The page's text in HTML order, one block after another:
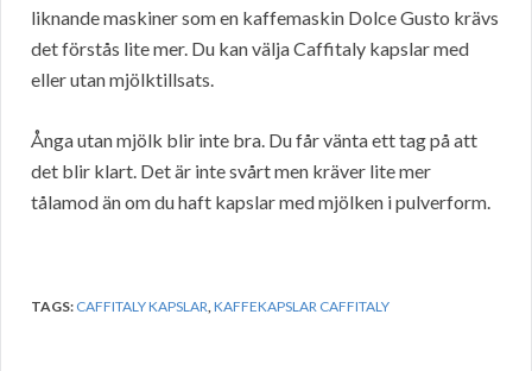
liknande maskiner som en kaffemaskin Dolce Gusto krävs
det förstås lite mer. Du kan välja Caffitaly kapslar med
eller utan mjölktillsats.
Ånga utan mjölk blir inte bra. Du får vänta ett tag på att
det blir klart. Det är inte svårt men kräver lite mer
tålamod än om du haft kapslar med mjölken i pulverform.
TAGS: CAFFITALY KAPSLAR,KAFFEKAPSLAR CAFFITALY